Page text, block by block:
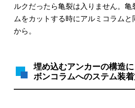
ルクだったら亀裂は入りません。
ムをカットする時にアルミコラム
から。
埋め込むアンカーの構造
ボンコラムへのステム装